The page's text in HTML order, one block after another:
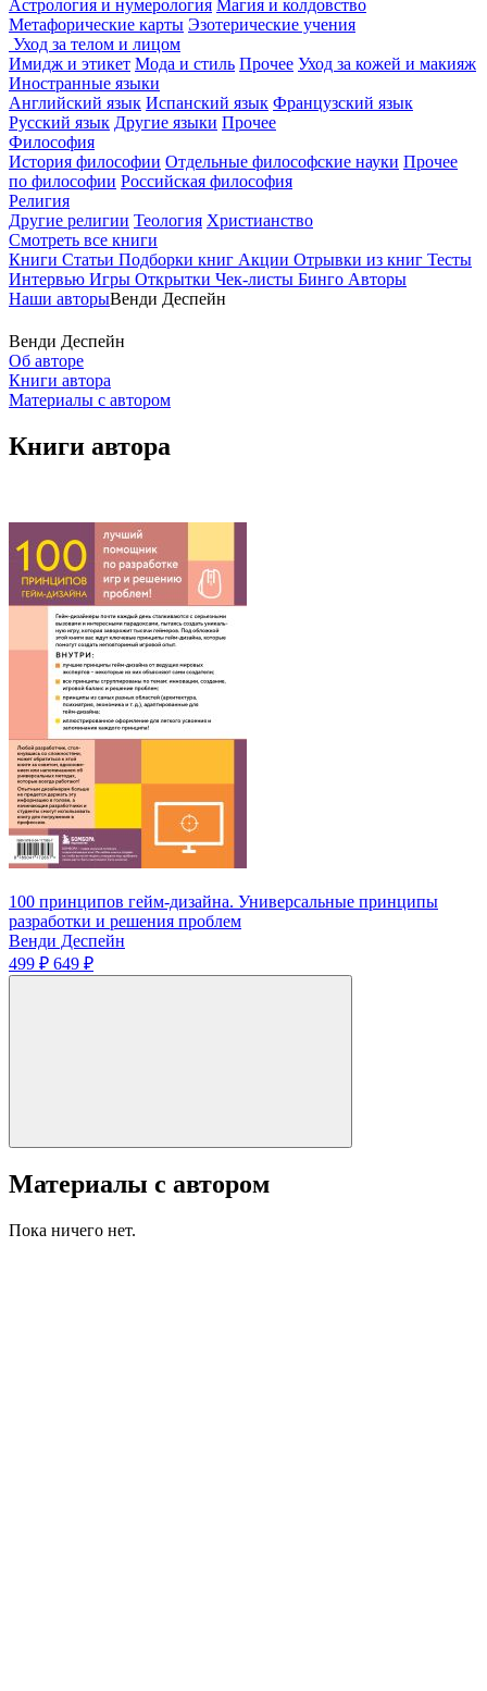
Астрология и нумерология Магия и колдовство
Метафорические карты Эзотерические учения
Уход за телом и лицом
Имидж и этикет Мода и стиль Прочее Уход за кожей и макияж
Иностранные языки
Английский язык Испанский язык Французский язык
Русский язык Другие языки Прочее
Философия
История философии Отдельные философские науки Прочее
по философии Российская философия
Религия
Другие религии Теология Христианство
Смотреть все книги
Книги Статьи Подборки книг Акции Отрывки из книг Тесты
Интервью Игры Открытки Чек-листы Бинго Авторы
Наши авторыВенди Деспейн
Венди Деспейн
Об авторе
Книги автора
Материалы с автором
Книги автора
100 принципов гейм-дизайна. Универсальные принципы
разработки и решения проблем
Венди Деспейн
499 ₽ 649 ₽
Материалы с автором
Пока ничего нет.